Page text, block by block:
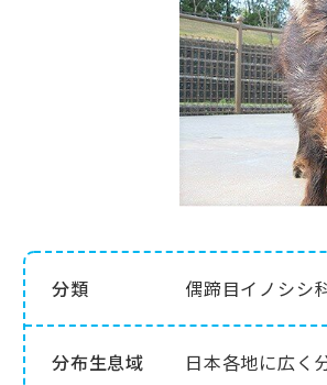
分類 偶蹄目イノシシ
分布生息域 日本各地に広く